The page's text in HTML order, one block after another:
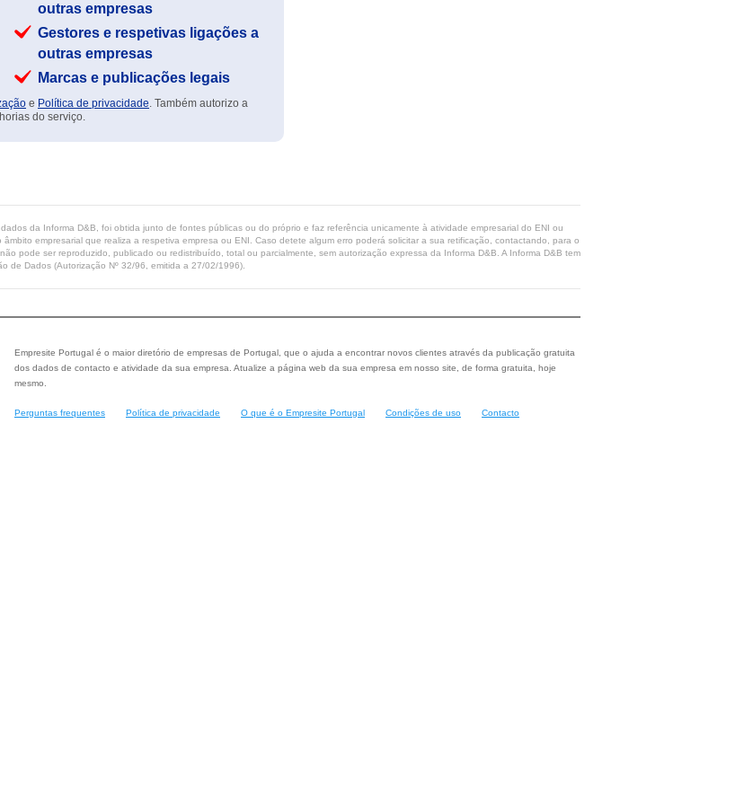
outras empresas
Gestores e respetivas ligações a
outras empresas
Marcas e publicações legais
e Política de privacidade. Também autorizo a
do serviço.
da Informa D&B, foi obtida junto de fontes públicas ou do próprio e faz referência unicamente à atividade empresarial do ENI ou
empresarial que realiza a respetiva empresa ou ENI. Caso detete algum erro poderá solicitar a sua retificação, contactando, para o
pode ser reproduzido, publicado ou redistribuído, total ou parcialmente, sem autorização expressa da Informa D&B. A Informa D&B tem
de Dados (Autorização Nº 32/96, emitida a 27/02/1996).
Empresite Portugal é o maior diretório de empresas de Portugal, que o ajuda a encontrar novos clientes através da publicação gratuita
dos dados de contacto e atividade da sua empresa. Atualize a página web da sua empresa em nosso site, de forma gratuita, hoje
mesmo.
Perguntas frequentes Política de privacidade O que é o Empresite Portugal Condições de uso Contacto